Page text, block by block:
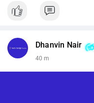
#vlikevn #titanbot
Dhanvin Nair
40 m